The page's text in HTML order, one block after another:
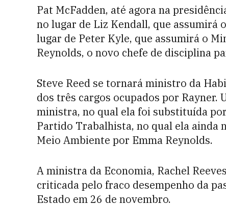
Pat McFadden, até agora na
no lugar de Liz Kendall, que assumirá
lugar de Peter Kyle, que assumirá o
Reynolds, o novo chefe de disciplina
Steve Reed se tornará ministro da
dos três cargos ocupados por
ministra, no qual ela foi substituída
Partido Trabalhista, no qual ela ainda
Meio Ambiente por Emma Reynolds.
A ministra da Economia, Rachel
criticada pelo fraco desempenho da
Estado em 26 de novembro.